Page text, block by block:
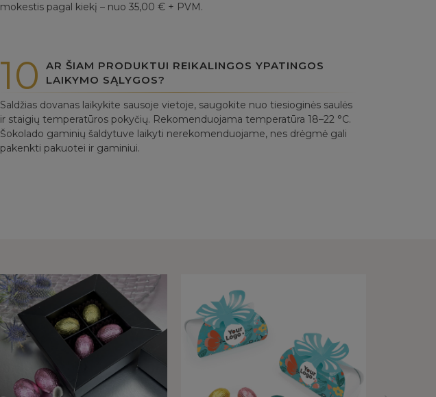
mokestis pagal kiekį – nuo 35,00 € + PVM.
10
AR ŠIAM PRODUKTUI REIKALINGOS YPATINGOS
LAIKYMO SĄLYGOS?
Saldžias dovanas laikykite sausoje vietoje, saugokite nuo tiesioginės saulės
ir staigių temperatūros pokyčių. Rekomenduojama temperatūra 18–22 °C.
Šokolado gaminių šaldytuve laikyti nerekomenduojame, nes drėgmė gali
pakenkti pakuotei ir gaminiui.